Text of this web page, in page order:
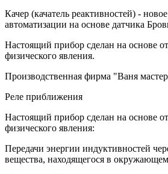
Качер (качатель реактивностей) -
автоматизации на основе датчика
Настоящий прибор сделан на основе
физического явления.
Производственная фирма "Ваня
Реле приближения
Настоящий прибор сделан на основе
физического явления:
Передачи энергии индуктивностей
вещества, находящегося в